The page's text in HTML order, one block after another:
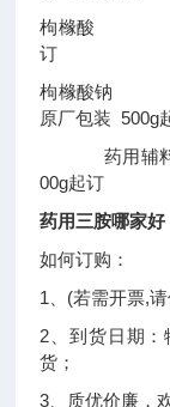
枸橼酸 药用
订
枸橼酸钠 药
原厂包装 500g
药用辅料吸
00g起订
药用三胺哪家好
如何订购：
1、(若需开票,
2、到货日期
货；
3、质优价廉，